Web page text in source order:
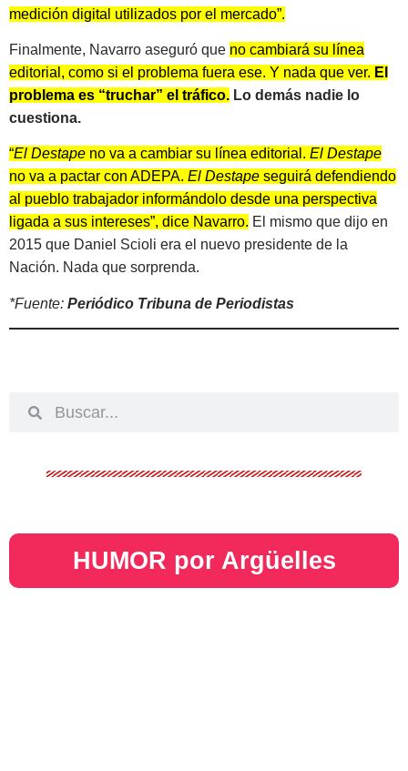
medición digital utilizados por el mercado”.
Finalmente, Navarro aseguró que no cambiará su línea
editorial, como si el problema fuera ese. Y nada que ver. El
problema es “truchar” el tráfico. Lo demás nadie lo
cuestiona.
“El Destape no va a cambiar su línea editorial. El Destape
no va a pactar con ADEPA. El Destape seguirá defendiendo
al pueblo trabajador informándolo desde una perspectiva
ligada a sus intereses”, dice Navarro. El mismo que dijo en
2015 que Daniel Scioli era el nuevo presidente de la
Nación. Nada que sorprenda.
*Fuente: Periódico Tribuna de Periodistas
HUMOR por Argüelles​